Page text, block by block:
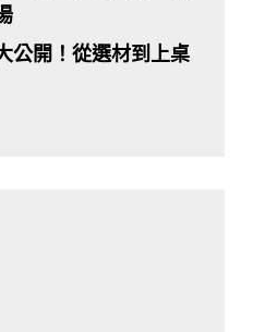
公開！從選材到上桌